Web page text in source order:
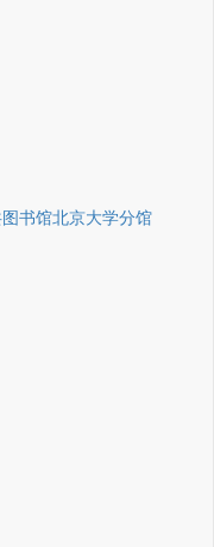
书馆北京大学分馆